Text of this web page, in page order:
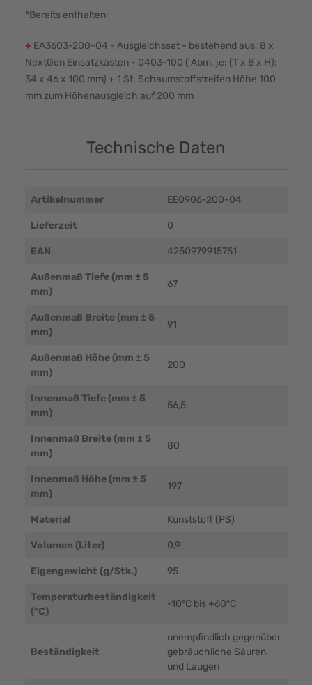
*Bereits enthalten:
+ EA3603-200-04 - Ausgleichsset - bestehend aus: 8 x
NextGen Einsatzkästen - 0403-100 ( Abm. je: (T x B x H):
34 x 46 x 100 mm) + 1 St. Schaumstoffstreifen Höhe 100
mm zum Höhenausgleich auf 200 mm
Technische Daten
Artikelnummer EE0906-200-04
Lieferzeit 0
EAN 4250979915751
Außenmaß Tiefe (mm ± 5
mm)
67
Außenmaß Breite (mm ± 5
mm)
91
Außenmaß Höhe (mm ± 5
mm)
200
Innenmaß Tiefe (mm ± 5
mm)
56,5
Innenmaß Breite (mm ± 5
mm)
80
Innenmaß Höhe (mm ± 5
mm)
197
Material Kunststoff (PS)
Volumen (Liter) 0,9
Eigengewicht (g/Stk.) 95
Temperaturbeständigkeit
(°C)
-10°C bis +60°C
Beständigkeit
unempfindlich gegenüber
gebräuchliche Säuren
und Laugen